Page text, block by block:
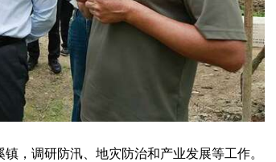
，调研防汛、地灾防治和产业发展等工作。